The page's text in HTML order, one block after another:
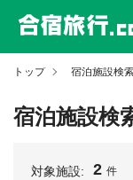
トップ 宿泊施設検
宿泊施設検
対象施設: 2 件